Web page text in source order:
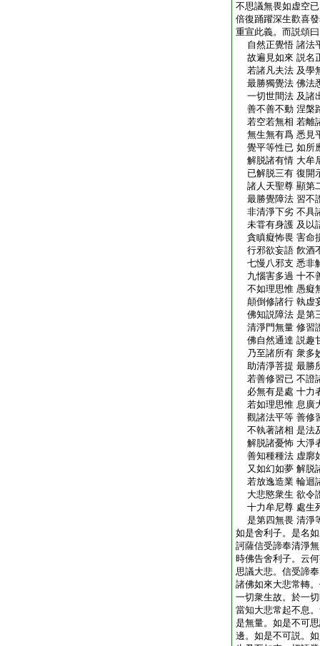
不思議無畏如虚空
倍復踊躍深生歡喜
重宣此義。而説頌曰
自然正覺悟 諸法
故遍見如來 説名
若諸凡夫法 及學
最勝獨覺法 佛法
一切世間法 及諸
善不善不動 涅槃
若空若無相 若離
無生無有爲 悉見
覺平等性已 如所
解脱諸有情 大牟
已解脱三有 復開
諸人天聖尊 顯第
最勝覺障法 習不
非清淨下劣 不具
未甞有身護 及以
貪瞋癡怖畏 害命
行邪欲妄語 飮酒
七慢八邪支 悉非
九惱害多過 十不
不如理思惟 愚癡
顛倒修諸行 執虚
佛知説障法 是第
清淨門無量 修習
佛自然通達 説趣
乃至諸所有 衆多
助清淨菩提 最勝
若善修習已 不證
必無有是處 十力
若如理思惟 息廣
觀諸法平等 善修
不執著諸相 是法
解脱諸憂怖 大淨
善知種種法 虚廓
又如幻如夢 解脱
若放逸造業 輪迴
大悲愍衆生 欲令
十力牟尼尊 處生
是第四無畏 清淨
如是舍利子。是名
訶薩信受諦奉清淨
時佛告舍利子。云
思議大悲。信受諦
諸佛如來大悲常轉
一切衆生故。於一
當知大悲常起不息
是無量。如是不可
邊。如是不可説。